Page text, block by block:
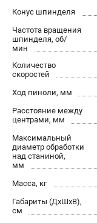
Конус шпинделя
Частота вращения
шпинделя, об/
мин
Количество
скоростей
Ход пиноли, мм
Расстояние между
центрами, мм
Максимальный
диаметр обработки
над станиной,
мм
Масса, кг
Габариты (ДхШхВ),
см